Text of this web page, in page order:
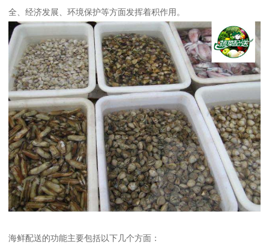
全、经济发展、环境保护等方面发挥着积作用。
海鲜配送的功能主要包括以下几个方面：